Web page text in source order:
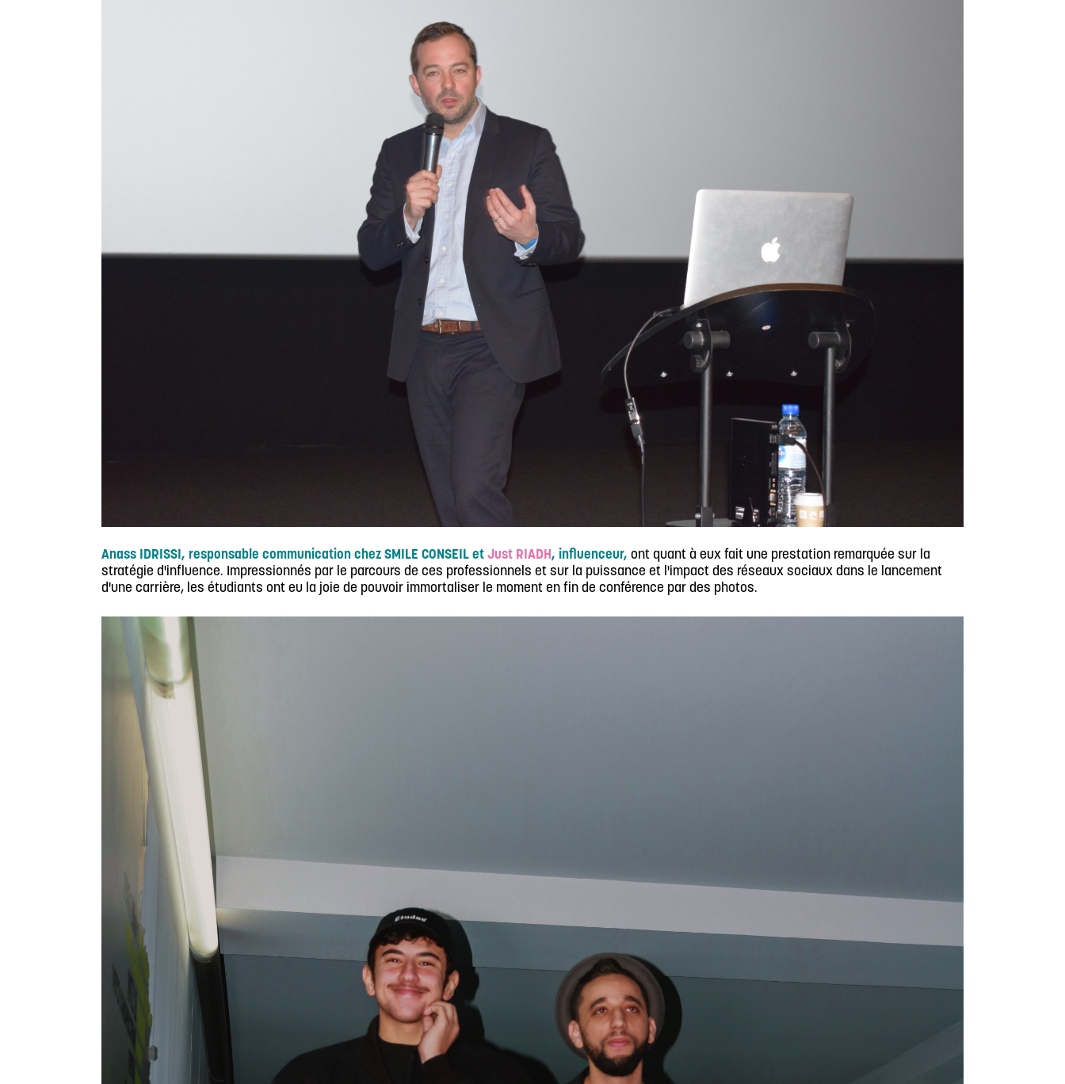
Anass IDRISSI, responsable communication chez SMILE CONSEIL et Just RIADH, influenceur, ont quant à eux fait une prestation remarquée sur la
stratégie d'influence. Impressionnés par le parcours de ces professionnels et sur la puissance et l'impact des réseaux sociaux dans le lancement
d'une carrière, les étudiants ont eu la joie de pouvoir immortaliser le moment en fin de conférence par des photos.